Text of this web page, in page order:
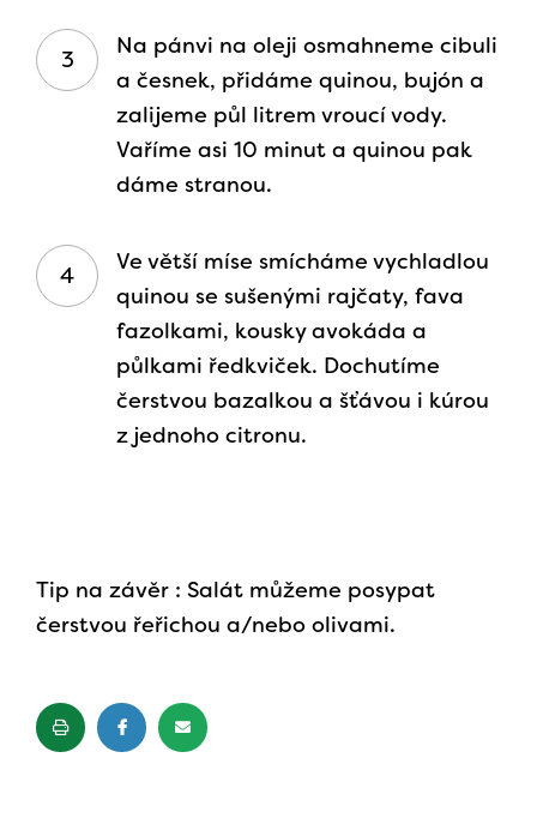
Na pánvi na oleji osmahneme cibuli
a česnek, přidáme quinou, bujón a
zalijeme půl litrem vroucí vody.
Vaříme asi 10 minut a quinou pak
dáme stranou.
Ve větší míse smícháme vychladlou
quinou se sušenými rajčaty, fava
fazolkami, kousky avokáda a
půlkami ředkviček. Dochutíme
čerstvou bazalkou a šťávou i kúrou
z jednoho citronu.
Tip na závěr : Salát můžeme posypat
čerstvou řeřichou a/nebo olivami.